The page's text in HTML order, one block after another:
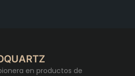
en productos de